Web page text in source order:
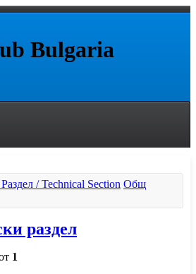
Bulgaria
/ Technical Section Общ
раздел
1